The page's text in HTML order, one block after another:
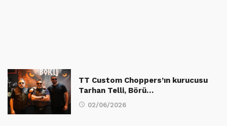
TT Custom Choppers’ın kurucusu
Tarhan Telli, Börü…
02/06/2026